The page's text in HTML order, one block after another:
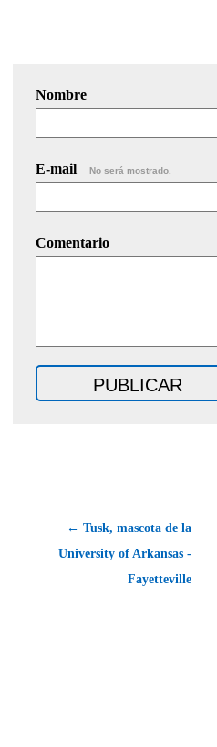
Nombre
E-mail No será mostrado.
Comentario
← Tusk, mascota de la
University of Arkansas -
Fayetteville